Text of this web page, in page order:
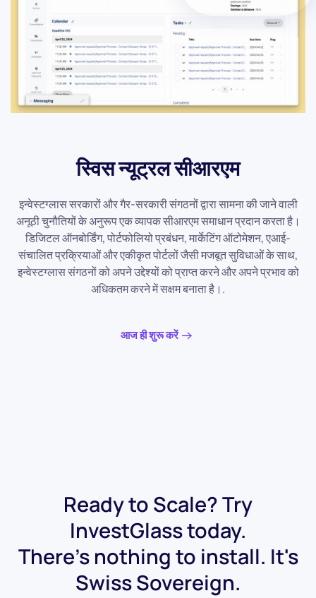
स्विस न्यूट्रल सीआरएम
इन्वेस्टग्लास सरकारों और गैर-सरकारी संगठनों द्वारा सामना की जाने वाली
अनूठी चुनौतियों के अनुरूप एक व्यापक सीआरएम समाधान प्रदान करता है।
डिजिटल ऑनबोर्डिंग, पोर्टफोलियो प्रबंधन, मार्केटिंग ऑटोमेशन, एआई-
संचालित प्रक्रियाओं और एकीकृत पोर्टलों जैसी मजबूत सुविधाओं के साथ,
इन्वेस्टग्लास संगठनों को अपने उद्देश्यों को प्राप्त करने और अपने प्रभाव को
अधिकतम करने में सक्षम बनाता है।.
आज ही शुरू करें
Ready to Scale? Try
InvestGlass today.
There's nothing to install. It's
Swiss Sovereign.